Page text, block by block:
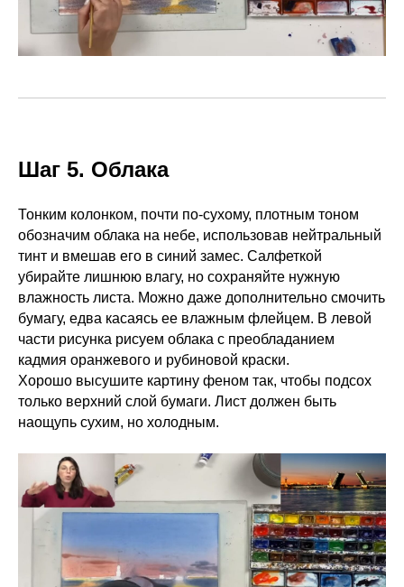
Шаг 5. Облака
Тонким колонком, почти по-сухому, плотным тоном
обозначим облака на небе, использовав нейтральный
тинт и вмешав его в синий замес. Салфеткой
убирайте лишнюю влагу, но сохраняйте нужную
влажность листа. Можно даже дополнительно смочить
бумагу, едва касаясь ее влажным флейцем. В левой
части рисунка рисуем облака с преобладанием
кадмия оранжевого и рубиновой краски.
Хорошо высушите картину феном так, чтобы подсох
только верхний слой бумаги. Лист должен быть
наощупь сухим, но холодным.